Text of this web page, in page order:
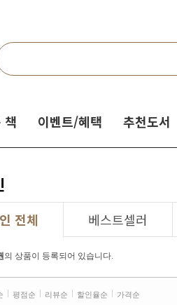
책 이벤트/혜택 추천도서
전체 베스트셀러
평점순 리뷰순 할인율순 가격순
의 상품이 등록되어 있습니다.